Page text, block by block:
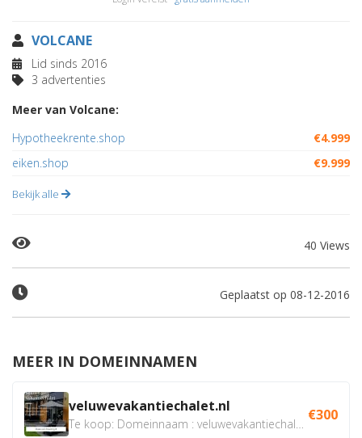
VOLCANE
Lid sinds 2016
3 advertenties
Meer van Volcane:
Hypotheekrente.shop
€4.999
eiken.shop
€9.999
Bekijk alle
40 Views
Geplaatst op 08-12-2016
MEER IN DOMEINNAMEN
veluwevakantiechalet.nl €300